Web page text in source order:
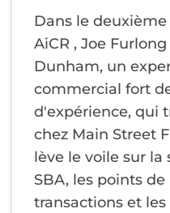
Dans le
AiCR , Joe
Dunham, un
commercial fort
d'expérience, qui
chez Main Street
lève le voile sur
SBA, les points
transactions et